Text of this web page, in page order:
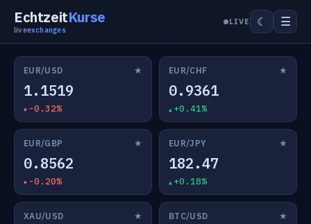
EchtzeitKurse
liveexchanges
LIVE ☾ ☰
EUR/USD ★
1.1519
-0.32%
EUR/CHF ★
0.9361
+0.41%
EUR/GBP ★
0.8562
-0.20%
EUR/JPY ★
182.47
+0.18%
XAU/USD ★ BTC/USD ★